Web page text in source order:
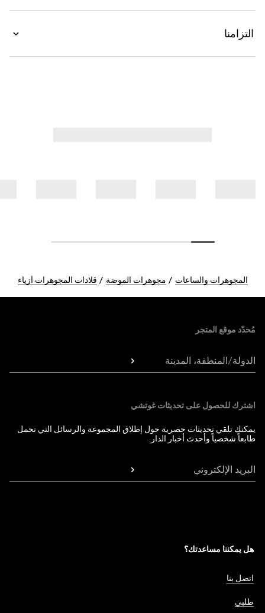
التزامنا
المجوهرات والساعات مجوهرات الموضة قلادات المجوهرات أزياء
مُحدّد موقع المتجر
الدولة/المنطقة، المدينة
اشترك للحصول على تحديثات غوتشي
يمكنك تلقي تحديثات حصرية حول إطلاق المجموعة والرسائل التي تحمل
طابعاً شخصياً وأحدث أخبار الدار.
البريد الإلكتروني
هل يمكننا مساعدتك؟
اتصل بنا
طلبي